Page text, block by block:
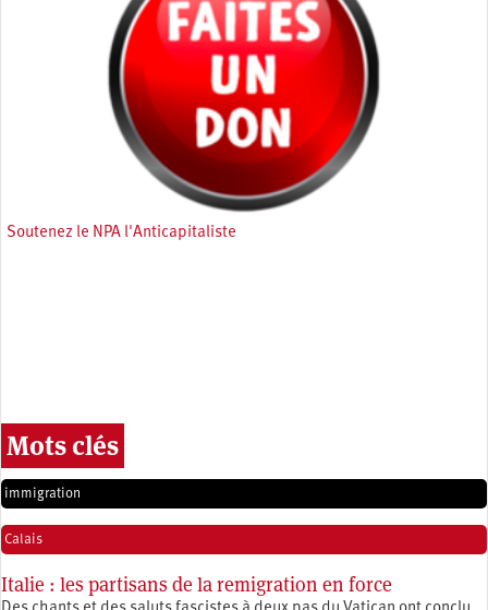
Soutenez le NPA l'Anticapitaliste
Mots clés
immigration
Calais
Italie : les partisans de la remigration en force